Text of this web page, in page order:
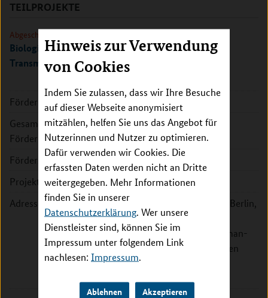
Hinweis zur Verwendung
von Cookies
Indem Sie zulassen, dass wir Ihre Besuche
auf dieser Webseite anonymisiert
mitzählen, helfen Sie uns das Angebot für
Nutzerinnen und Nutzer zu optimieren.
Dafür verwenden wir Cookies. Die
erfassten Daten werden nicht an Dritte
weitergegeben. Mehr Informationen
finden Sie in unserer
Datenschutzerklärung. Wer unsere
Dienstleister sind, können Sie im
Impressum unter folgendem Link
nachlesen: Impressum.
Ablehnen Akzeptieren
TEILPROJEKTE
Abgeschlossen
Biologische Mechanismen der transgenerationalen
Transmission früher traumatischer Stresserfahrung
Förderkennzeichen:
01EW1407A
Gesamte
Fördersumme:
221.005 EUR
Förderzeitraum:
2014 - 2017
Projektleitung:
Prof. Claudia Buß
Adresse:
Charité - Universitätsmedizin Berlin,
Institut für Medizinische
Psychologie, Zentrum für Human-
und Gesundheitswissenschaften
Luisenstr. 57